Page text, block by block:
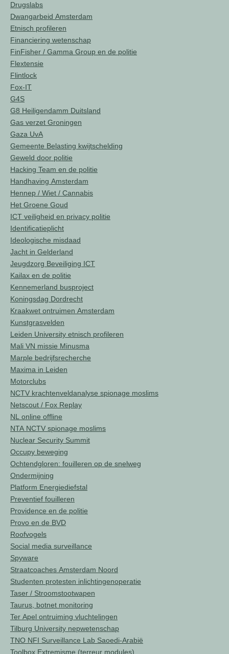
Drugslabs
Dwangarbeid Amsterdam
Etnisch profileren
Financiering wetenschap
FinFisher / Gamma Group en de politie
Flextensie
Flintlock
Fox-IT
G4S
G8 Heiligendamm Duitsland
Gas verzet Groningen
Gaza UvA
Gemeente Belasting kwijtschelding
Geweld door politie
Hacking Team en de politie
Handhaving Amsterdam
Hennep / Wiet / Cannabis
Het Groene Goud
ICT veiligheid en privacy politie
Identificatieplicht
Ideologische misdaad
Jacht in Gelderland
Jeugdzorg Beveiliging ICT
Kailax en de politie
Kennemerland busproject
Koningsdag Dordrecht
Kraakwet ontruimen Amsterdam
Kunstgrasvelden
Leiden University etnisch profileren
Mali VN missie Minusma
Marple bedrijfsrecherche
Maxima in Leiden
Motorclubs
NCTV krachtenveldanalyse spionage moslims
Netscout / Fox Replay
NL online offline
NTA NCTV spionage moslims
Nuclear Security Summit
Occupy beweging
Ochtendgloren: fouilleren op de snelweg
Ondermijning
Platform Energiediefstal
Preventief fouilleren
Providence en de politie
Provo en de BVD
Roofvogels
Social media surveillance
Spyware
Straatcoaches Amsterdam Noord
Studenten protesten inlichtingenoperatie
Taser / Stroomstootwapen
Taurus, botnet monitoring
Ter Apel ontruiming vluchtelingen
Tilburg University nepwetenschap
TNO NFI Surveillance Lab Saoedi-Arabië
Toolbox Extremisme (terreur modules)